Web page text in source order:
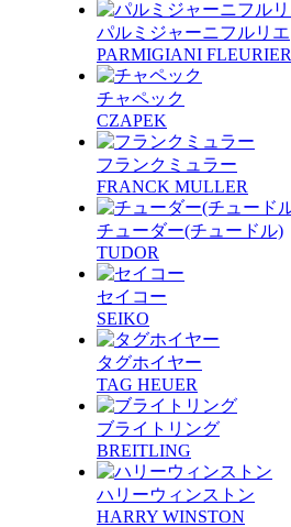
パルミジャーニフルリエ
PARMIGIANI FLEURIER
チャペック
CZAPEK
フランクミュラー
FRANCK MULLER
チューダー(チュードル)
TUDOR
セイコー
SEIKO
タグホイヤー
TAG HEUER
ブライトリング
BREITLING
ハリーウィンストン
HARRY WINSTON